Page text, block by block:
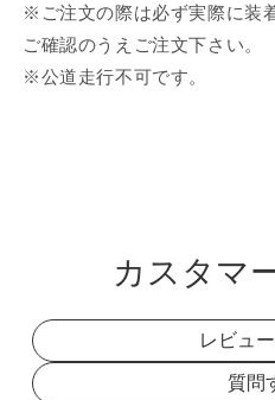
※ご注文の際は必ず実際に装
ご確認のうえご注文下さい。
※公道走行不可です。
カスタマ
レビュ
質問